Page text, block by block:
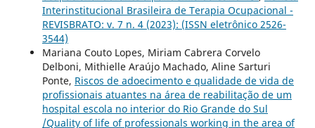
Interinstitucional Brasileira de Terapia Ocupacional -
REVISBRATO: v. 7 n. 4 (2023): (ISSN eletrônico 2526-
3544)
Mariana Couto Lopes, Miriam Cabrera Corvelo
Delboni, Mithielle Araújo Machado, Aline Sarturi
Ponte, Riscos de adoecimento e qualidade de vida de
profissionais atuantes na área de reabilitação de um
hospital escola no interior do Rio Grande do Sul
/Quality of life of professionals working in the area of